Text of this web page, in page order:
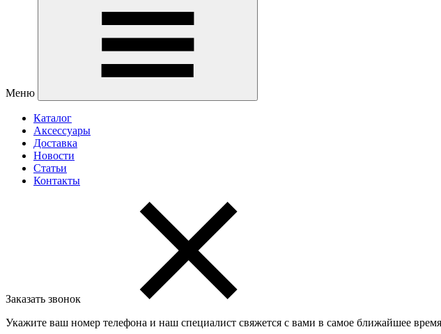
Меню
Каталог
Аксессуары
Доставка
Новости
Статьи
Контакты
Заказать звонок
Укажите ваш номер телефона и наш специалист свяжется с вами в самое ближайшее